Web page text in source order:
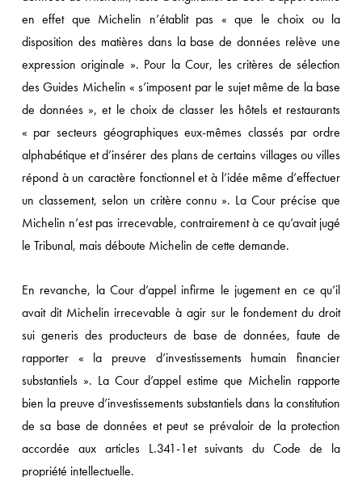
en effet que Michelin n’établit pas « que le choix ou la
disposition des matières dans la base de données relève une
expression originale ». Pour la Cour, les critères de sélection
des Guides Michelin « s’imposent par le sujet même de la base
de données », et le choix de classer les hôtels et restaurants
« par secteurs géographiques eux-mêmes classés par ordre
alphabétique et d’insérer des plans de certains villages ou villes
répond à un caractère fonctionnel et à l’idée même d’effectuer
un classement, selon un critère connu ». La Cour précise que
Michelin n’est pas irrecevable, contrairement à ce qu’avait jugé
le Tribunal, mais déboute Michelin de cette demande.
En revanche, la Cour d’appel infirme le jugement en ce qu’il
avait dit Michelin irrecevable à agir sur le fondement du droit
sui generis des producteurs de base de données, faute de
rapporter « la preuve d’investissements humain financier
substantiels ». La Cour d’appel estime que Michelin rapporte
bien la preuve d’investissements substantiels dans la constitution
de sa base de données et peut se prévaloir de la protection
accordée aux articles L.341-1et suivants du Code de la
propriété intellectuelle.